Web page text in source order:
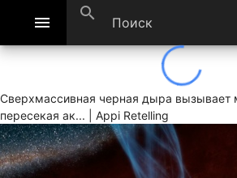
menu search
Сверхмассивная черная дыра
пересекая ак... | Appi Retelling